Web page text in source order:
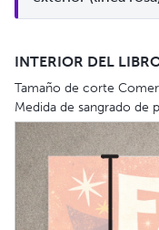
INTERIOR DEL
Tamaño de corte
Medida de sangrado de